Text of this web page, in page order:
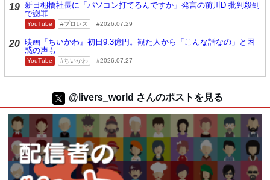
19 新日棚橋社長に「パソコン打てるんですか」発言の前川D 批判殺到
で謝罪
YouTube プロレス 2026.07.29
20 映画『ちいかわ』初日9.3億円。観た人から「こんな話なの」と困
惑の声も
YouTube ちいかわ 2026.07.27
@livers_world さんのポストを見る